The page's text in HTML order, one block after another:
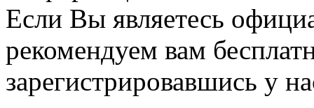
Если Вы являетесь
рекомендуем вам
зарегистрировавшись у